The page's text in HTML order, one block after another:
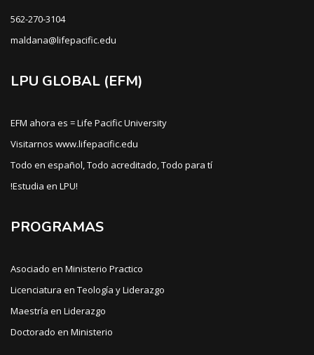
562-270-3104
maldana@lifepacific.edu
LPU GLOBAL (EFM)
EFM ahora es = Life Pacific University
Visitarnos www.lifepacific.edu
Todo en español, Todo acreditado, Todo para tí
!Estudia en LPU!
PROGRAMAS
Asociado en Ministerio Practico
Licenciatura en Teología y Liderazgo
Maestría en Liderazgo
Doctorado en Ministerio